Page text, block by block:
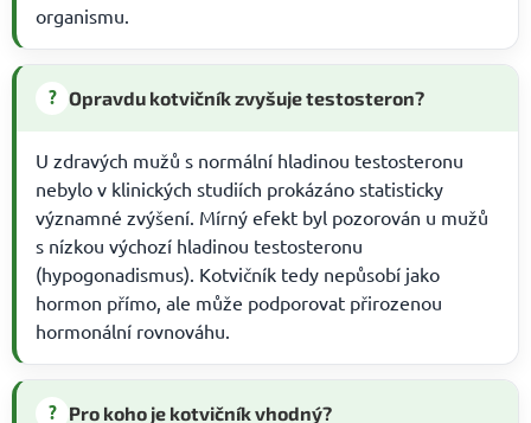
organismu.
? Opravdu kotvičník zvyšuje testosteron?
U zdravých mužů s normální hladinou testosteronu
nebylo v klinických studiích prokázáno statisticky
významné zvýšení. Mírný efekt byl pozorován u mužů
s nízkou výchozí hladinou testosteronu
(hypogonadismus). Kotvičník tedy nepůsobí jako
hormon přímo, ale může podporovat přirozenou
hormonální rovnováhu.
? Pro koho je kotvičník vhodný?